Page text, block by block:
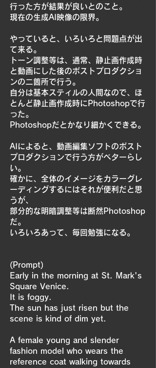
行った方が結果が良いとのこと。
現在の生成AI映像の限界。
やっていると、いろいろと問題点が出
て来る。
トーン調整等は、通常、静止画作成時
と動画にした後のポストプロダクショ
ンの二箇所で行う。
自分は基本スティルの人間なので、ほ
とんど静止画作成時にPhotoshopで行
った。
Photoshopだとかなり細かくできる。
AIによると、動画編集ソフトのポスト
プロダクションで行う方がベターらし
い。
確かに、全体のイメージをカラーグレ
ーディングするにはそれが便利だと思
うが、
部分的な明暗調整等は断然Photoshop
だ。
いろいろあって、毎回勉強になる。
(Prompt)
Early in the morning at St. Mark's
Square Venice.
It is foggy.
The sun has just risen but the
scene is kind of dim yet.
A female young and slender
fashion model who wears the
reference coat walking towards